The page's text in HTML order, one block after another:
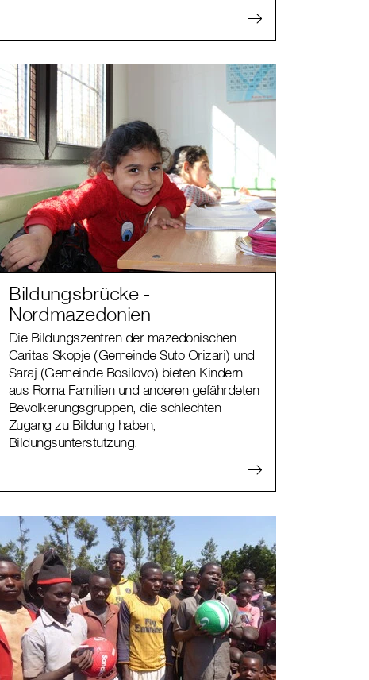
Bildungsbrücke -
Nordmazedonien
Die Bildungszentren der mazedonischen
Caritas Skopje (Gemeinde Suto Orizari) und
Saraj (Gemeinde Bosilovo) bieten Kindern
aus Roma Familien und anderen gefährdeten
Bevölkerungsgruppen, die schlechten
Zugang zu Bildung haben,
Bildungsunterstützung.